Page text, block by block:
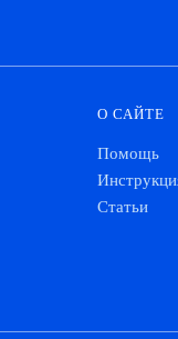
О САЙТЕ
Помощь
Статьи